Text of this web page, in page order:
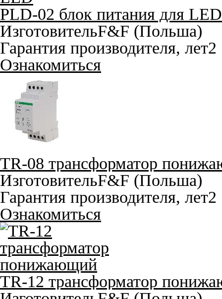
PLD-02 блок питания для LED
ИзготовительF&F (Польша)
Гарантия производителя, лет2
Ознакомиться
TR-08 трансформатор
ИзготовительF&F (Польша)
Гарантия производителя, лет2
Ознакомиться
TR-12 трансформатор